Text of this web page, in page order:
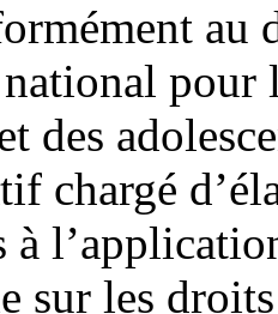
au
pour
des
chargé
à
sur les